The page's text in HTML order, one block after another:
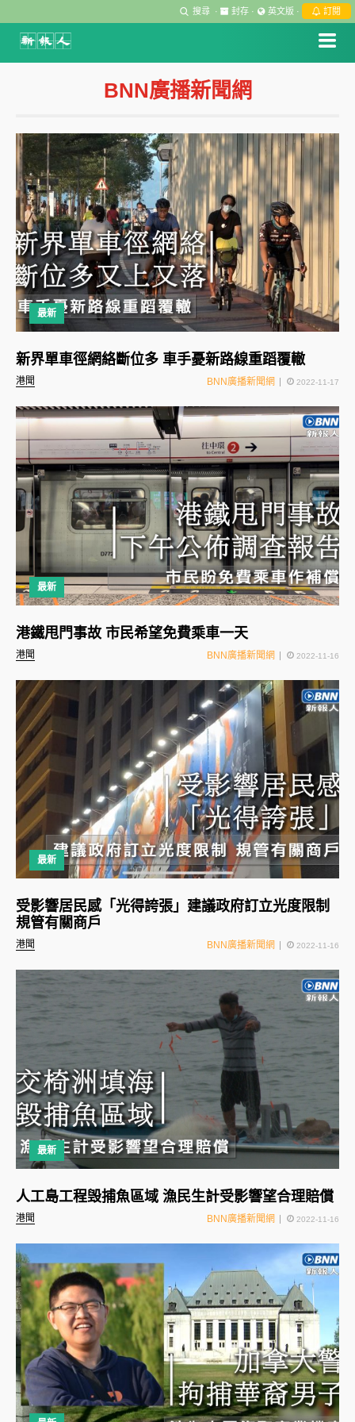
搜尋 · 封存 · 英文版 · 訂閱
BNN廣播新聞網
最新
港聞
新界單車徑網絡斷位多 車手憂新路線重蹈覆轍
BNN廣播新聞網 2022-11-17
最新
港聞
港鐵甩門事故 市民希望免費乘車一天
BNN廣播新聞網 2022-11-16
最新
港聞
受影響居民感「光得誇張」建議政府訂立光度限制
規管有關商戶
BNN廣播新聞網 2022-11-16
最新
港聞
人工島工程毁捕魚區域 漁民生計受影響望合理賠償
BNN廣播新聞網 2022-11-16